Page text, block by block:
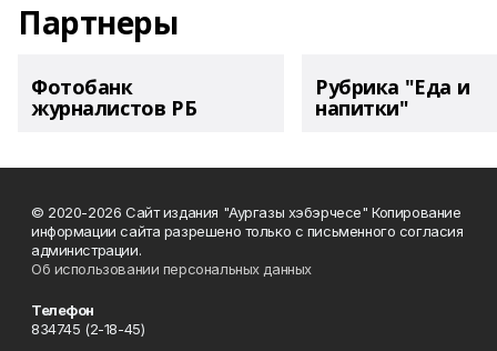
Партнеры
Фотобанк
журналистов РБ
Рубрика "Еда и
напитки"
© 2020-2026 Сайт издания "Аургазы хэбэрчесе" Копирование
информации сайта разрешено только с письменного согласия
администрации.
Об использовании персональных данных
Телефон
834745 (2-18-45)